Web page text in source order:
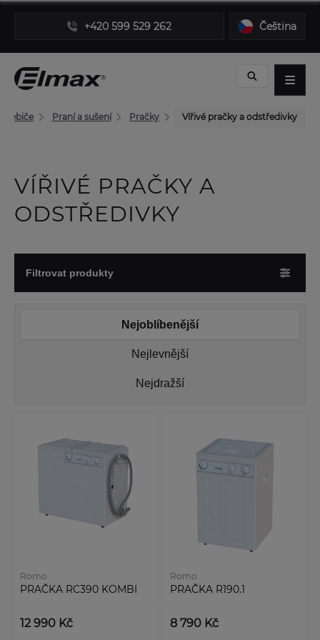
+420 599 529 262 Čeština
Praní a sušení Pračky Vířivé pračky a odstředivky
VÍŘIVÉ PRAČKY A
ODSTŘEDIVKY
Filtrovat produkty
Nejoblíbenější
Nejlevnější
Nejdražší
Romo
PRAČKA RC390 KOMBI
12 990 Kč
Romo
PRAČKA R190.1
8 790 Kč